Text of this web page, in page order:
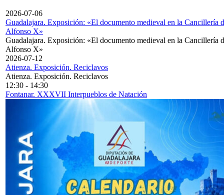
2026-07-06
Guadalajara. Exposición: «El documento medieval en la Cancillería
Alfonso X»
Guadalajara. Exposición: «El documento medieval en la Cancillería
Alfonso X»
2026-07-12
Atienza. Exposición. Reciclavos
Atienza. Exposición. Reciclavos
12:30 - 14:30
Fontanar. XXXVII Interpueblos de Natación